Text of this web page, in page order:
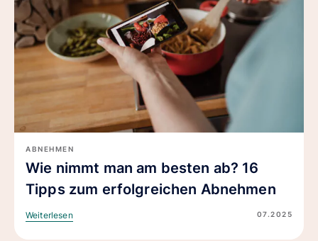
ABNEHMEN
Wie nimmt man am besten ab? 16
Tipps zum erfolgreichen Abnehmen
Weiterlesen 07.2025